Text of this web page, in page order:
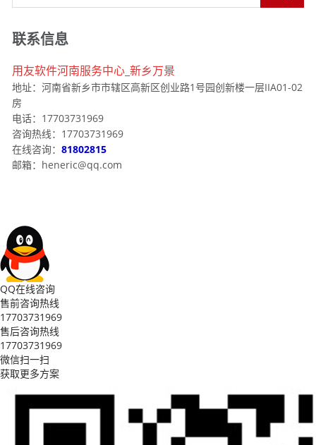
联系信息
用友软件河南服务中心_新乡万景
地址：河南省新乡市市辖区高新区创业路1号园创新楼一层IIA01-02
房
电话：17703731969
咨询热线：17703731969
在线咨询：81802815
邮箱：heneric@qq.com
QQ在线咨询
售前咨询热线
17703731969
售后咨询热线
17703731969
微信扫一扫
获取更多方案